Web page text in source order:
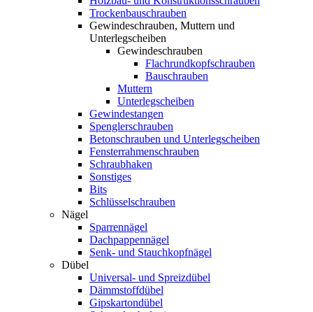
Trockenbauschrauben
Gewindeschrauben, Muttern und
Unterlegscheiben
Gewindeschrauben
Flachrundkopfschrauben
Bauschrauben
Muttern
Unterlegscheiben
Gewindestangen
Spenglerschrauben
Betonschrauben und Unterlegscheiben
Fensterrahmenschrauben
Schraubhaken
Sonstiges
Bits
Schlüsselschrauben
Nägel
Sparrennägel
Dachpappennägel
Senk- und Stauchkopfnägel
Dübel
Universal- und Spreizdübel
Dämmstoffdübel
Gipskartondübel